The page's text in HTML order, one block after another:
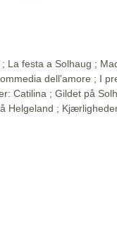
La festa a Solhaug ;
dell'amore ; I
Catilina ; Gildet på
Helgeland ;